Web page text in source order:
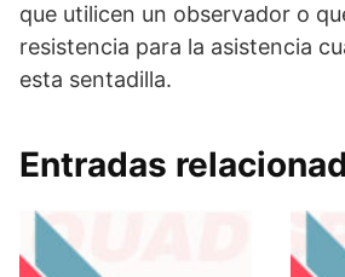
que utilicen un observador o
resistencia para la asistencia
esta sentadilla.
Entradas